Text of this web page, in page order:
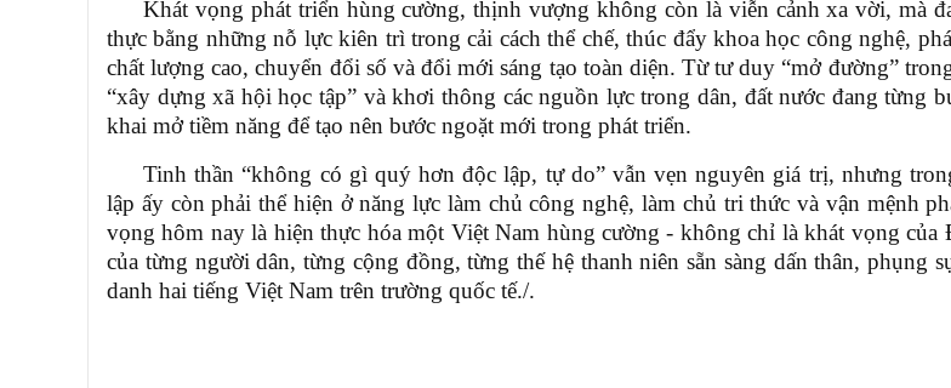
Khát vọng phát triển hùng cường, thịnh vượng không còn là viễn cảnh xa vời, mà
thực bằng những nỗ lực kiên trì trong cải cách thể chế, thúc đẩy khoa học công nghệ,
chất lượng cao, chuyển đổi số và đổi mới sáng tạo toàn diện. Từ tư duy “mở đường”
“xây dựng xã hội học tập” và khơi thông các nguồn lực trong dân, đất nước đang từng
khai mở tiềm năng để tạo nên bước ngoặt mới trong phát triển.
Tinh thần “không có gì quý hơn độc lập, tự do” vẫn vẹn nguyên giá trị, nhưng
lập ấy còn phải thể hiện ở năng lực làm chủ công nghệ, làm chủ tri thức và vận mệnh
vọng hôm nay là hiện thực hóa một Việt Nam hùng cường - không chỉ là khát vọng của
của từng người dân, từng cộng đồng, từng thế hệ thanh niên sẵn sàng dấn thân, phụng
danh hai tiếng Việt Nam trên trường quốc tế./.